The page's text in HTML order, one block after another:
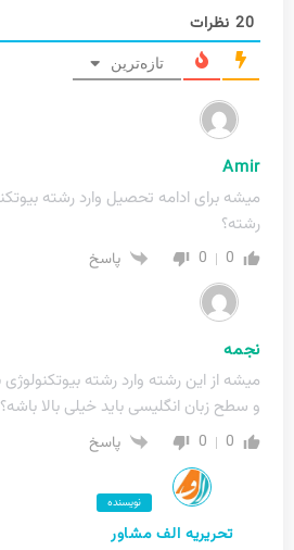
20 نظرات
تازه‌ترین
Amir
میشه برای ادامه تحصیل وارد رشته
رشته؟
0
0 پاسخ
نجمه
میشه از این رشته وارد رشته
و سطح زبان انگلیسی باید خیلی بالا
0
0 پاسخ
نویسنده
تحریریه الف مشاور